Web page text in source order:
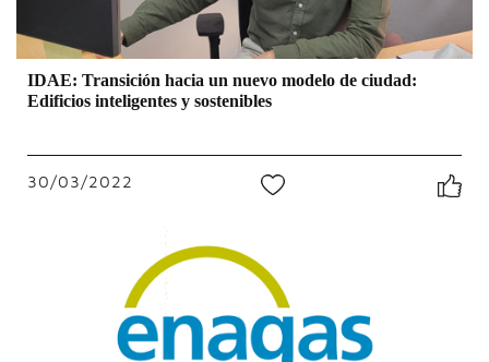
IDAE: Transición hacia un nuevo modelo de ciudad:
Edificios inteligentes y sostenibles
30/03/2022